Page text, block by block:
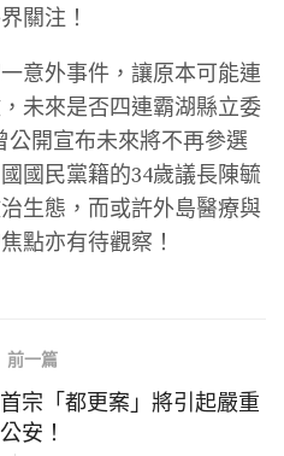
關注！
意外事件，讓原本可能連
未來是否四連霸湖縣立委
公開宣布未來將不再參選
國民黨籍的34歲議長陳毓
生態，而或許外島醫療與
點亦有待觀察！
前一篇
宗「都更案」將引起嚴重
公安！